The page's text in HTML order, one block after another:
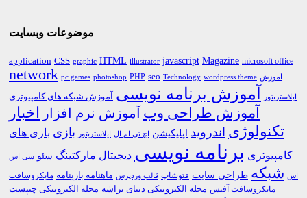
موضوعات وبسایت
application CSS graphic HTML illustrator javascript Magazine microsoft office
network pc games photoshop PHP seo Technology wordpress theme آموزش
ایلاستریتور آموزش برنامه نویسی آموزش شبکه های کامپیوتری
آموزش طراحی وب آموزش نرم افزار اخبار
تکنولوژی اندروید اپلیکیشن اچ تی ام ال ایلاستریتور بازی بازی های
کامپیوتری برنامه نویسی دیجیتال مارکتینگ سئو سی اس
اس شبکه طراحی سایت فتوشاپ قالب وردپرس ماهنامه بازینامه مایکروسافت
مایکروسافت آفیس مجله الکترونیکی دنیای تراشه مجله الکترونیکی چیپست